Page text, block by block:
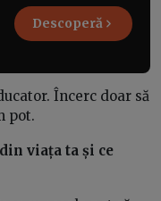
Descoperă
Încerc doar să
pot.
viața ta și ce